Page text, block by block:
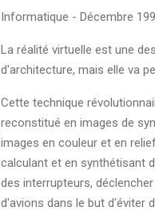
Informatique - Décembre
La réalité virtuelle est une
d'architecture, mais elle va
Cette technique
reconstitué en images de
images en couleur et en
calculant et en synthétisant
des interrupteurs,
d'avions dans le but d'éviter